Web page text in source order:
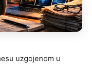
uzgojenom u